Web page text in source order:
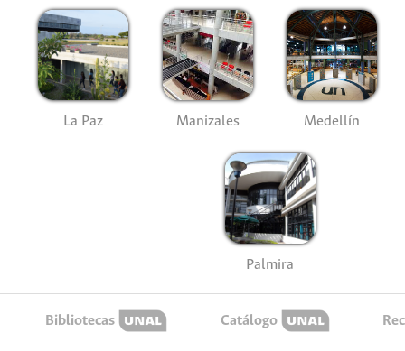
La Paz Manizales Medellín
Palmira
Bibliotecas Catálogo